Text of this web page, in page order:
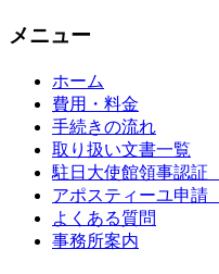
メニュー
ホーム
費用・料金
手続きの流れ
取り扱い文書一覧
駐日大使館領事認
アポスティーユ申
よくある質問
事務所案内